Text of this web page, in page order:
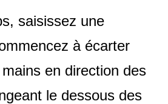
saisissez une
à écarter
en direction des
le dessous des